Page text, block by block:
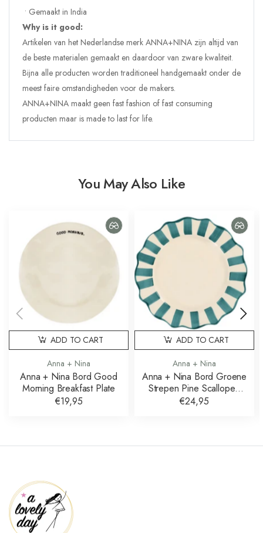
• Gemaakt in India
Why is it good:
Artikelen van het Nederlandse merk ANNA+NINA zijn altijd van
de beste materialen gemaakt en daardoor van zware kwaliteit.
Bijna alle producten worden traditioneel handgemaakt onder de
meest faire omstandigheden voor de makers.
ANNA+NINA maakt geen fast fashion of fast consuming
producten maar is made to last for life.
You May Also Like
Anna + Nina
Anna + Nina Bord Good
Morning Breakfast Plate
€19,95
ADD TO CART
Anna + Nina
Anna + Nina Bord Groene
Strepen Pine Scalloped
Dinner Plate
€24,95
ADD TO CART